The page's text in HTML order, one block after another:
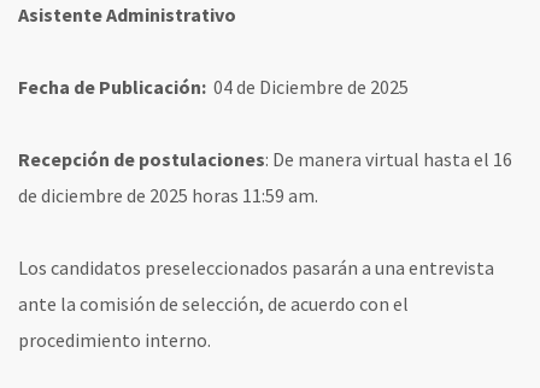
Asistente Administrativo
Fecha de Publicación: 04 de Diciembre de 2025
Recepción de postulaciones: De manera virtual hasta el 16
de diciembre de 2025 horas 11:59 am.
Los candidatos preseleccionados pasarán a una entrevista
ante la comisión de selección, de acuerdo con el
procedimiento interno.